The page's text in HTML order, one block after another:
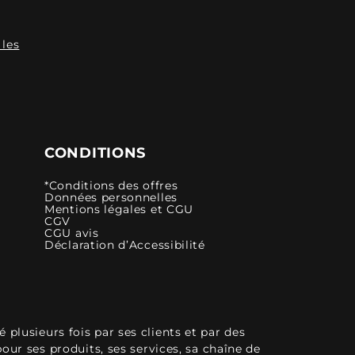
CONDITIONS
*Conditions des offres
Données personnelles
Mentions légales et CGU
CGV
CGU avis
Déclaration d’Accessibilité
plusieurs fois par ses clients et par des
ses produits, ses services, sa chaîne de